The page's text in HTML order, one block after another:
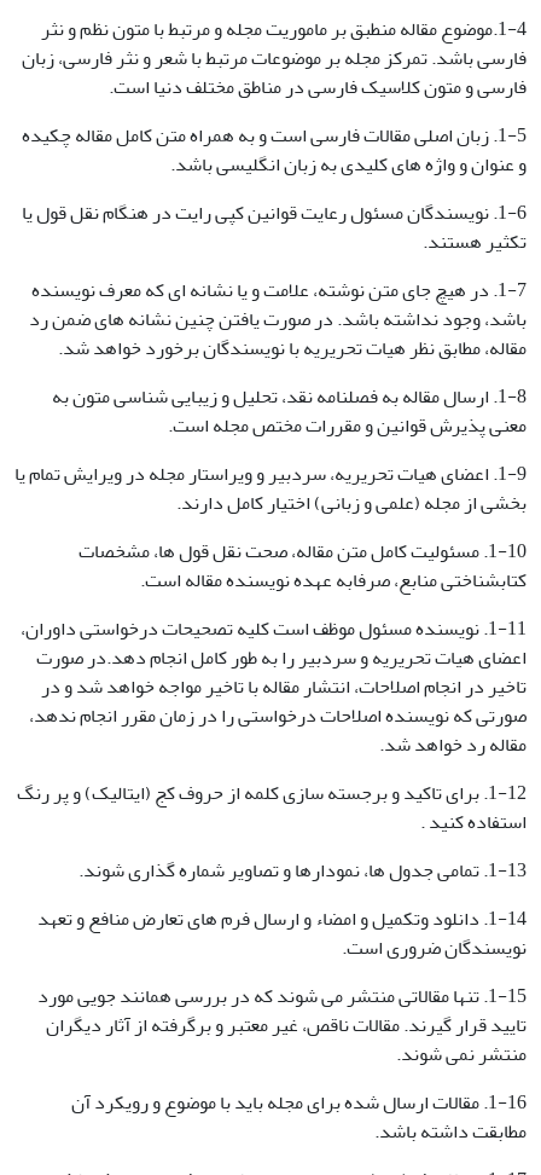
1-4.موضوع مقاله منطبق بر ماموریت مجله و مرتبط با متون نظم و نثر
فارسی باشد. تمرکز مجله بر موضوعات مرتبط با شعر و نثر فارسی، زبان
فارسی و متون کلاسیک فارسی در مناطق مختلف دنیا است.
1-5. زبان اصلی مقالات فارسی است و به همراه متن کامل مقاله چکیده
و عنوان و واژه های کلیدی به زبان انگلیسی باشد.
1-6. نویسندگان مسئول رعایت قوانین کپی رایت در هنگام نقل قول یا
تکثیر هستند.
1-7. در هیچ جای متن نوشته، علامت و یا نشانه ای که معرف نویسنده
باشد، وجود نداشته باشد. در صورت یافتن چنین نشانه های ضمن رد
مقاله، مطابق نظر هیات تحریریه با نویسندگان برخورد خواهد شد.
1-8. ارسال مقاله به فصلنامه نقد، تحلیل و زیبایی شناسی متون به
معنی پذیرش قوانین و مقررات مختص مجله است.
1-9. اعضای هیات تحریریه، سردبیر و ویراستار مجله در ویرایش تمام یا
بخشی از مجله (علمی و زبانی) اختیار کامل دارند.
1-10. مسئولیت کامل متن مقاله، صحت نقل قول ها، مشخصات
کتابشناختی منابع، صرفابه عهده نویسنده مقاله است.
1-11. نویسنده مسئول موظف است کلیه تصحیحات درخواستی داوران،
اعضای هیات تحریریه و سردبیر را به طور کامل انجام دهد.در صورت
تاخیر در انجام اصلاحات، انتشار مقاله با تاخیر مواجه خواهد شد و در
صورتی که نویسنده اصلاحات درخواستی را در زمان مقرر انجام ندهد،
مقاله رد خواهد شد.
1-12. برای تاکید و برجسته سازی کلمه از حروف کج (ایتالیک) و پر رنگ
استفاده کنید .
1-13. تمامی جدول ها، نمودارها و تصاویر شماره گذاری شوند.
1-14. دانلود وتکمیل و امضاء و ارسال فرم های تعارض منافع و تعهد
نویسندگان ضروری است.
1-15. تنها مقالاتی منتشر می شوند که در بررسی همانند جویی مورد
تایید قرار گیرند. مقالات ناقص، غیر معتبر و برگرفته از آثار دیگران
منتشر نمی شوند.
1-16. مقالات ارسال شده برای مجله باید با موضوع و رویکرد آن
مطابقت داشته باشد.